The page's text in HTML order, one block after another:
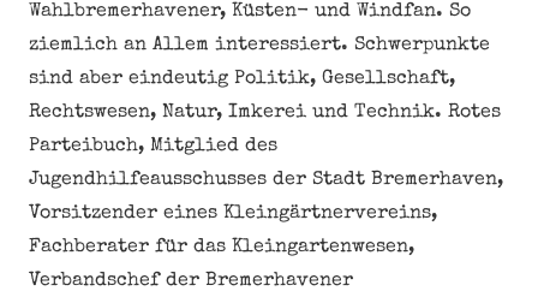
Wahlbremerhavener, Küsten- und Windfan. So
ziemlich an Allem interessiert. Schwerpunkte
sind aber eindeutig Politik, Gesellschaft,
Rechtswesen, Natur, Imkerei und Technik. Rotes
Parteibuch, Mitglied des
Jugendhilfeausschusses der Stadt Bremerhaven,
Vorsitzender eines Kleingärtnervereins,
Fachberater für das Kleingartenwesen,
Verbandschef der Bremerhavener